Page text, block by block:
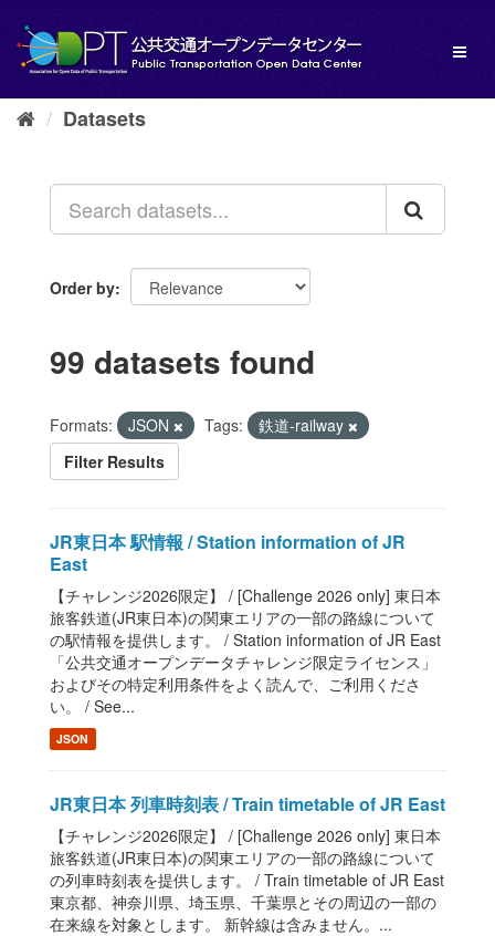
content
Datasets
Order by
99 datasets found
Formats: JSON Tags:
鉄道-railway
Filter Results
JR東日本 駅情報 / Station information of JR
East
【チャレンジ2026限定】 / [Challenge 2026 only] 東日本
旅客鉄道(JR東日本)の関東エリアの一部の路線について
の駅情報を提供します。 / Station information of JR East
「公共交通オープンデータチャレンジ限定ライセンス」
およびその特定利用条件をよく読んで、ご利用くださ
い。 / See...
JSON
JR東日本 列車時刻表 / Train timetable of JR East
【チャレンジ2026限定】 / [Challenge 2026 only] 東日本
旅客鉄道(JR東日本)の関東エリアの一部の路線について
の列車時刻表を提供します。 / Train timetable of JR East
東京都、神奈川県、埼玉県、千葉県とその周辺の一部の
在来線を対象とします。 新幹線は含みません。...